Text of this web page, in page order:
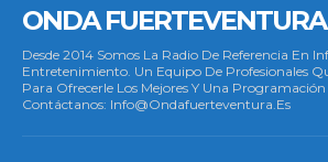
ONDA FUERTEVENTURA
Desde 2014 Somos La Radio De Referencia En
Entretenimiento. Un Equipo De Profesionales
Para Ofrecerle Los Mejores Y Una Programación
Contáctanos: Info@ondafuerteventura.es